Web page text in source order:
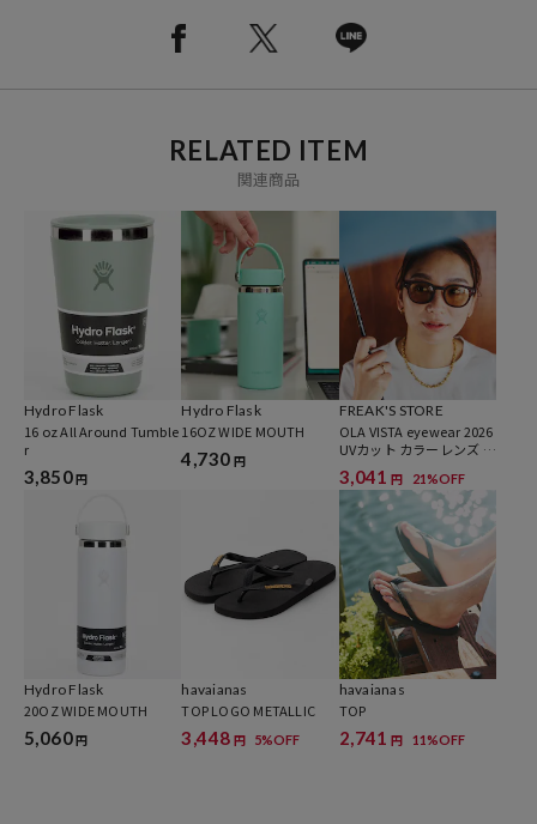
33/34（22cm）
のカラー表記と異なる記載となっております。
【サイト表記：タグ表記】
・ナチュラル：BUTTERCREAM
・ピンク系その他：PEACH
※掲載画像の商品のお色味につきましては、屋外や屋内の光の照射や
角度により実物と色味が異なる場合がございます。
※お取り扱いの際は、商品についている品質表示とアテンションタグ
参考価格
4,290 円（2026年4月27日時点）
※「参考価格」とは、Daytona Parkにおける対象商品の通常販売（先
行予約・先行割引は含まれません）開始時点の価格です。
RELATED ITEM
関連商品
Hydro Flask
16 oz All Around Tumble
r
3,850円
Hydro Flask
16OZ WIDE MOUTH
4,730 円
FREAK'S STORE
OLA VISTA eyewear 2026
UVカット カラーレンズ フ
ァッション用グラス
3,041 円 21%OFF
Hydro Flask
20OZ WIDE MOUTH
5,060円
havaianas
TOP LOGO METALLIC
3,448 円 5%OFF
havaianas
TOP
2,741 円 11%OFF